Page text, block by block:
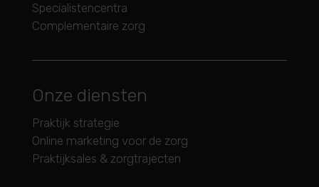
Specialistencentra
Complementaire zorg
Onze diensten
Praktijk strategie
Online marketing voor de zorg
Praktijksales & zorgtrajecten